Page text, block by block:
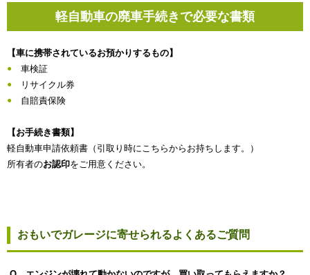
軽自動車の廃車手続きで必要な書類
【車に携帯されているお預かりするもの】
車検証
リサイクル券
自賠責保険
【お手続き書類】
軽自動車申請依頼書（引取り時にこちらからお持ちします。）
所有者のお認印をご用意ください。
おもいでガレージに寄せられるよくあるご質問